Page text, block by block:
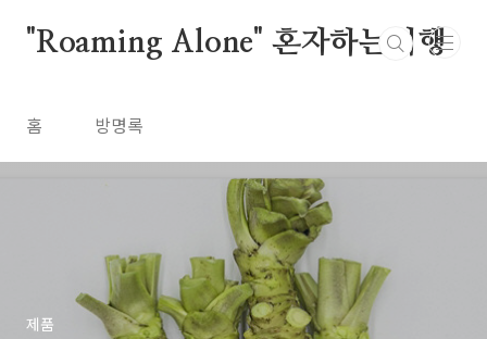
"Roaming Alone" 혼자하는여행
홈 방명록
제품